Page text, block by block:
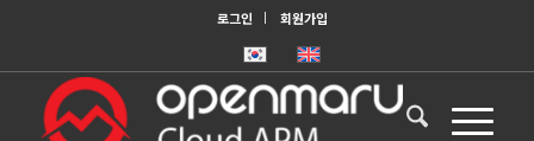
로그인 회원가입